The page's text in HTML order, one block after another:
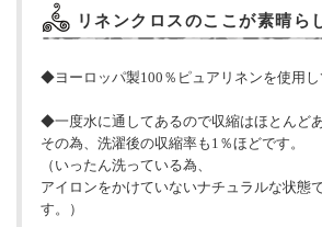
リネンクロスのここが素晴ら
◆ヨーロッパ製100％ピュアリネンを使用し
◆一度水に通してあるので収縮はほとんどあ
その為、洗濯後の収縮率も1％ほどです。
（いったん洗っている為、
アイロンをかけていないナチュラルな状態
す。）